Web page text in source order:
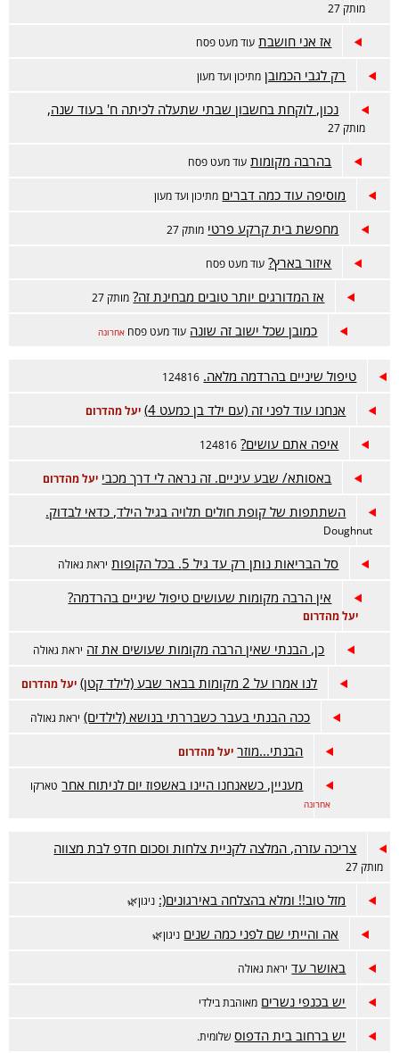
מותק 27
אז אני חושבת עוד מעט פסח
רק לגבי הכמובן מתיכון ועד מעון
נכון, לוקחת בחשבון שבתי שתעלה לכיתה ח' בעוד שנה,
מותק 27
בהרבה מקומות עוד מעט פסח
מוסיפה עוד כמה דברים מתיכון ועד מעון
מחפשת בית קרקע פרטי מותק 27
איזור בארץ? עוד מעט פסח
אז המדורגים יותר טובים מבחינת זה? מותק 27
כמובן שכל ישוב זה שונה עוד מעט פסח אחרונה
טיפול שיניים בהרדמה מלאה. 124816
אנחנו עוד לפני זה (עם ילד בן כמעט 4) יעל מהדרום
איפה אתם עושים? 124816
באסותא/ שבע עיניים. זה נראה לי דרך מכבי יעל מהדרום
השתתפות של קופת חולים תלויה בגיל הילד, כדאי לבדוק.
Doughnut
סל הבריאות נותן רק עד גיל 5. בכל הקופות יראת גאולה
אין הרבה מקומות שעושים טיפול שיניים בהרדמה?
יעל מהדרום
כן, הבנתי שאין הרבה מקומות שעושים את זה יראת גאולה
לנו אמרו על 2 מקומות בבאר שבע (לילד קטן) יעל מהדרום
ככה הבנתי בעבר כשבררתי בנושא (לילדים) יראת גאולה
הבנתי...מוזר יעל מהדרום
מעניין, כשאנחנו היינו באשפוז יום לניתוח אחר טארקו
אחרונה
צריכה עזרה, המלצה לקניית צלחות וסכום חדפ לבת מצווה
מותק 27
מזל טוב!! ומלא בהצלחה באירגונים(: ניגון🌿
אה והייתי שם לפני כמה שנים ניגון🌿
באושר עד יראת גאולה
יש בכנפי נשרים מאוהבת בילדי
יש ברחוב בית הדפוס שלומית.